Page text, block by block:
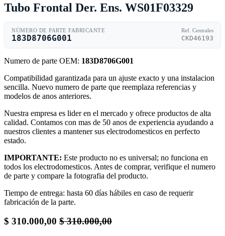
Tubo Frontal Der. Ens. WS01F03329
NÚMERO DE PARTE FABRICANTE
183D8706G001
Ref. Centrales
CKD46193
Numero de parte OEM: 183D8706G001
Compatibilidad garantizada para un ajuste exacto y una instalacion
sencilla. Nuevo numero de parte que reemplaza referencias y
modelos de anos anteriores.
Nuestra empresa es lider en el mercado y ofrece productos de alta
calidad. Contamos con mas de 50 anos de experiencia ayudando a
nuestros clientes a mantener sus electrodomesticos en perfecto
estado.
IMPORTANTE: Este producto no es universal; no funciona en
todos los electrodomesticos. Antes de comprar, verifique el numero
de parte y compare la fotografia del producto.
Tiempo de entrega: hasta 60 días hábiles en caso de requerir
fabricación de la parte.
$ 310.000,00 $310.000,00